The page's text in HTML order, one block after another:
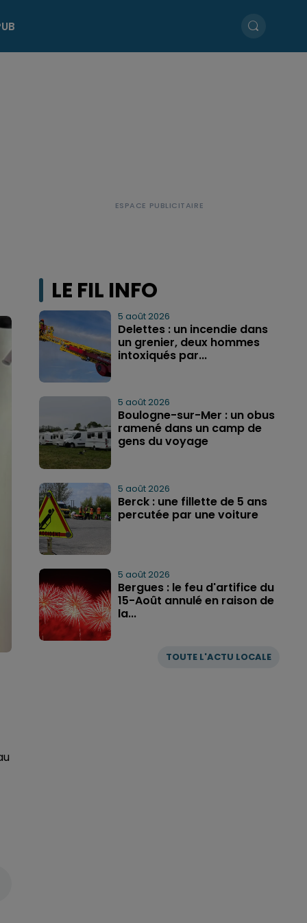
LE FIL INFO
TOUTE L'ACTU LOCALE
5 août 2026
Delettes : un incendie dans
un grenier, deux hommes
intoxiqués par...
5 août 2026
Boulogne-sur-Mer : un obus
ramené dans un camp de
gens du voyage
5 août 2026
Berck : une fillette de 5 ans
percutée par une voiture
5 août 2026
Bergues : le feu d'artifice du
15-Août annulé en raison de
la...